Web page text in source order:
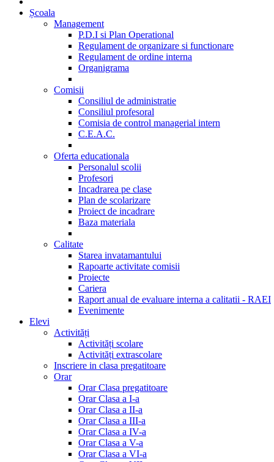
Școala
Management
P.D.I si Plan Operational
Regulament de organizare si functionare
Regulament de ordine interna
Organigrama
Comisii
Consiliul de administratie
Consiliul profesoral
Comisia de control managerial intern
C.E.A.C.
Oferta educationala
Personalul scolii
Profesori
Incadrarea pe clase
Plan de scolarizare
Proiect de incadrare
Baza materiala
Calitate
Starea invatamantului
Rapoarte activitate comisii
Proiecte
Cariera
Raport anual de evaluare interna a calitatii - RAEI
Evenimente
Elevi
Activități
Activități scolare
Activități extrascolare
Inscriere in clasa pregatitoare
Orar
Orar Clasa pregatitoare
Orar Clasa a I-a
Orar Clasa a II-a
Orar Clasa a III-a
Orar Clasa a IV-a
Orar Clasa a V-a
Orar Clasa a VI-a